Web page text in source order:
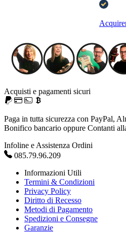
Acquisti e pagamenti sicuri
Paga in tutta sicurezza con PayPal,
Bonifico bancario oppure Contanti
Infoline e Assistenza Ordini
085.79.96.209
Informazioni Utili
Termini & Condizioni
Privacy Policy
Diritto di Recesso
Metodi di Pagamento
Spedizioni e Consegne
Garanzie